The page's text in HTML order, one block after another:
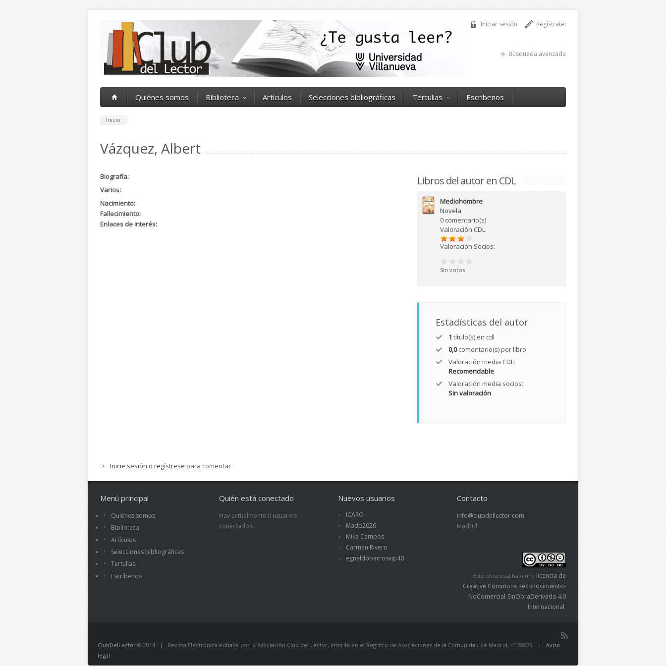
Regístrate!
Iniciar sesión
Búsqueda avanzada
Quiénes somos Biblioteca Artículos Selecciones bibliográficas Tertulias Escríbenos
Inicio
Vázquez, Albert
Biografía:
Varios:
Nacimiento:
Fallecimiento:
Enlaces de interés:
Libros del autor en CDL
Mediohombre
Novela
0 comentario(s)
Valoración CDL:
Valoración Socios:
Sin votos
Estadísticas del autor
1 título(s) en cdl
0,0comentario(s) por libro
Valoración media CDL:
Recomendable
Valoración media socios:
Sin valoración
Inicie sesión o regístrese para comentar
Menú principal
Quiénes somos
Biblioteca
Artículos
Selecciones bibliográficas
Tertulias
Escríbenos
Quién está conectado
Hay actualmente 0 usuarios
conectados.
Nuevos usuarios
ICARO
Madb2026
Mika Campos
Carmen Rivero
egnaldobarrosvip40
Contacto
info@clubdellector.com
Madrid
Este obra está bajo una licencia de
Creative Commons Reconocimiento-
NoComercial-SinObraDerivada 4.0
Internacional
ClubDelLector © 2014 | Revista Electrónica editada por la Asociación Club del Lector, inscrita en el Registro de Asociaciones de la Comunidad de Madrid, nº 28826. | Aviso
legal